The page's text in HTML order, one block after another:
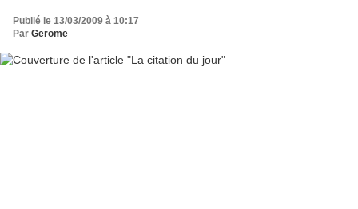
Publié le 13/03/2009 à 10:17
Par Gerome